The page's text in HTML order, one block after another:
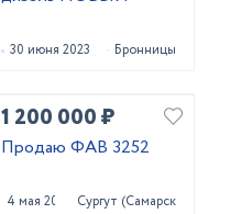
30 июня 2023 Бронницы
1 200 000 ₽
Продаю ФАВ 3252
4 мая 2023 Сургут (Самарская обл.)